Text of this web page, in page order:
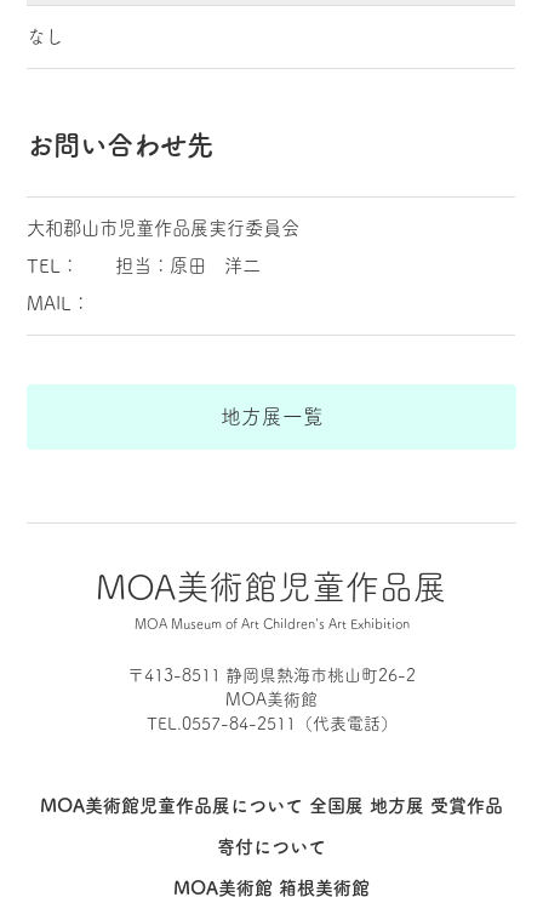
なし
お問い合わせ先
大和郡山市児童作品展実行委員会
TEL： 担当：原田 洋二
MAIL：
地方展一覧
MOA美術館児童作品展
MOA Museum of Art Children's Art Exhibition
〒413-8511 静岡県熱海市桃山町26-2
MOA美術館
TEL.0557-84-2511（代表電話）
MOA美術館児童作品展について 全国展 地方展 受賞作品
寄付について
MOA美術館 箱根美術館